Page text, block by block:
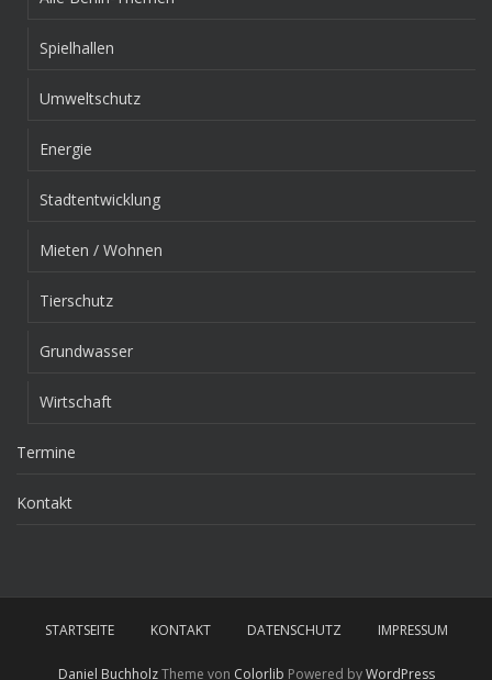
Spielhallen
Umweltschutz
Energie
Stadtentwicklung
Mieten / Wohnen
Tierschutz
Grundwasser
Wirtschaft
Termine
Kontakt
STARTSEITE KONTAKT DATENSCHUTZ IMPRESSUM
Daniel BuchholzTheme von Colorlib Powered byWordPress